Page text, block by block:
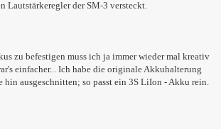
Lautstärkeregler der SM-3 versteckt.
zu befestigen muss ich ja immer wieder mal kreativ
einfacher... Ich habe die originale Akkuhalterung
ausgeschnitten; so passt ein 3S LiIon - Akku rein.